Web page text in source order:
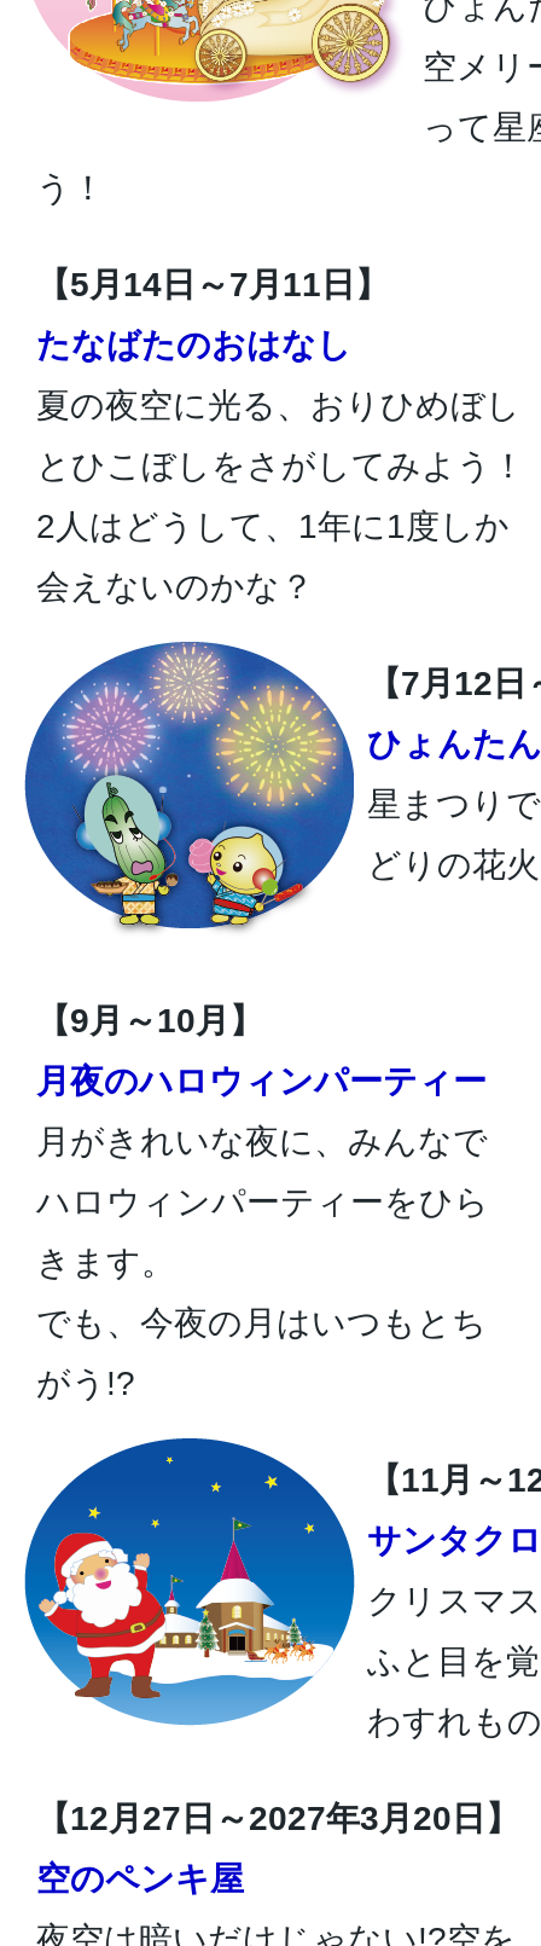
空メリ
って星
う！
【5月14日～7月11日】
たなばたのおはなし
夏の夜空に光る、おりひめぼし
とひこぼしをさがしてみよう！
2人はどうして、1年に1度しか
会えないのかな？
【7月12
ひょんた
星まつり
どりの花
【9月～10月】
月夜のハロウィンパーティー
月がきれいな夜に、みんなで
ハロウィンパーティーをひら
きます。
でも、今夜の月はいつもとち
がう!?
【11月～
サンタク
クリスマ
ふと目を
わすれも
【12月27日～2027年3月20日】
空のペンキ屋